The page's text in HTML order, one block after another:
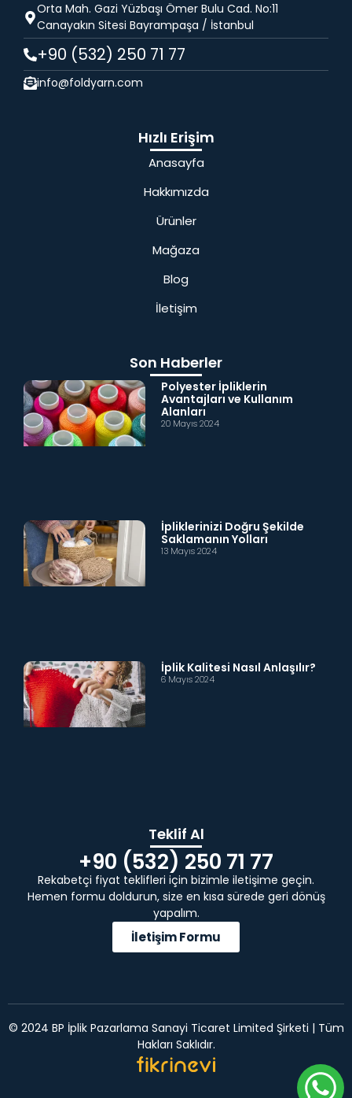
Orta Mah. Gazi Yüzbaşı Ömer Bulu Cad. No:11
Canayakın Sitesi Bayrampaşa / İstanbul
+90 (532) 250 71 77
info@foldyarn.com
Hızlı Erişim
Anasayfa
Hakkımızda
Ürünler
Mağaza
Blog
İletişim
Son Haberler
Polyester İpliklerin
Avantajları ve Kullanım
Alanları
20 Mayıs 2024
İpliklerinizi Doğru Şekilde
Saklamanın Yolları
13 Mayıs 2024
İplik Kalitesi Nasıl Anlaşılır?
6 Mayıs 2024
Teklif Al
+90 (532) 250 71 77
Rekabetçi fiyat teklifleri için bizimle iletişime geçin.
Hemen formu doldurun, size en kısa sürede geri dönüş
yapalım.
İletişim Formu
© 2024 BP İplik Pazarlama Sanayi Ticaret Limited Şirketi | Tüm
Hakları Saklıdır.